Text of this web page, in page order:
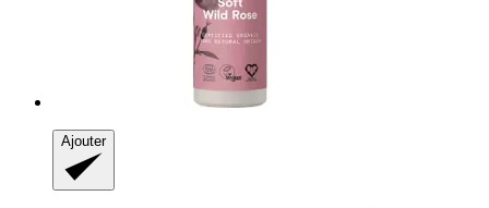
Ajouter